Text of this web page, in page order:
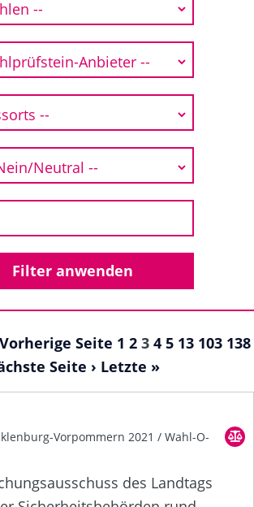
Seite 1 2 3 4 5 13 103 138
Seite › Letzte »
Vorpommern 2021 / Wahl-O-
des Landtags